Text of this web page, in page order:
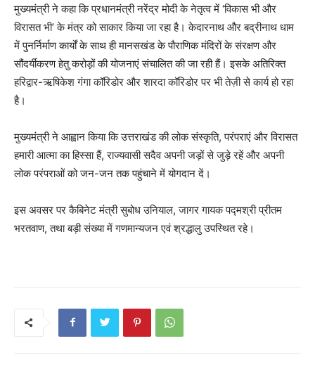
मुख्यमंत्री ने कहा कि प्रधानमंत्री नरेंद्र मोदी के नेतृत्व में ‘विकास भी और
विरासत भी’ के मंत्र को साकार किया जा रहा है। केदारनाथ और बद्रीनाथ धाम
में पुनर्निर्माण कार्यों के साथ ही मानसखंड के पौराणिक मंदिरों के संरक्षण और
सौंदर्यीकरण हेतु करोड़ों की योजनाएं संचालित की जा रही हैं। इसके अतिरिक्त
हरिद्वार-ऋषिकेश गंगा कॉरिडोर और शारदा कॉरिडोर पर भी तेज़ी से कार्य हो रहा
है।
मुख्यमंत्री ने आह्वान किया कि उत्तराखंड की लोक संस्कृति, परंपराएं और विरासत
हमारी आत्मा का हिस्सा हैं, राज्यवासी सदैव अपनी जड़ों से जुड़े रहें और अपनी
लोक परंपराओं को जन-जन तक पहुंचाने में योगदान दें।
इस अवसर पर कैबिनेट मंत्री सुबोध उनियाल, जागर गायक पद्मश्री प्रीतम
भरतवाण, तथा बड़ी संख्या में गणमान्यजन एवं श्रद्धालु उपस्थित रहे।